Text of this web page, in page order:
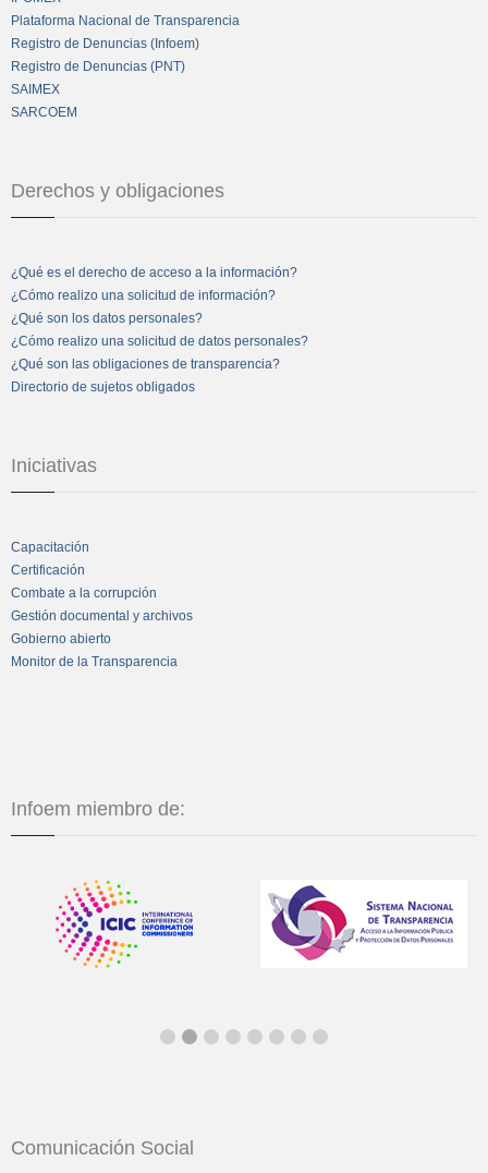
Plataforma Nacional de Transparencia
Registro de Denuncias (Infoem)
Registro de Denuncias (PNT)
SAIMEX
SARCOEM
Derechos y obligaciones
¿Qué es el derecho de acceso a la información?
¿Cómo realizo una solicitud de información?
¿Qué son los datos personales?
¿Cómo realizo una solicitud de datos personales?
¿Qué son las obligaciones de transparencia?
Directorio de sujetos obligados
Iniciativas
Capacitación
Certificación
Combate a la corrupción
Gestión documental y archivos
Gobierno abierto
Monitor de la Transparencia
Infoem miembro de:
Comunicación Social